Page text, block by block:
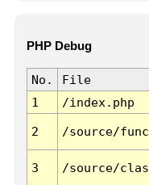
PHP Debug
No. File
1
/index.php
2 /source/
3 /source/